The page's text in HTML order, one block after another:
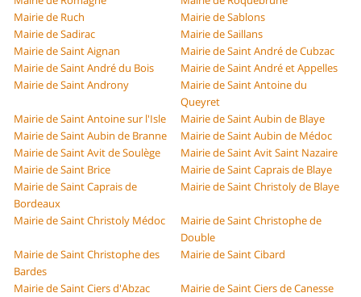
Mairie de Ruch
Mairie de Sablons
Mairie de Sadirac
Mairie de Saillans
Mairie de Saint Aignan
Mairie de Saint André de Cubzac
Mairie de Saint André du Bois
Mairie de Saint André et Appelles
Mairie de Saint Androny
Mairie de Saint Antoine du
Queyret
Mairie de Saint Antoine sur l'Isle
Mairie de Saint Aubin de Blaye
Mairie de Saint Aubin de Branne
Mairie de Saint Aubin de Médoc
Mairie de Saint Avit de Soulège
Mairie de Saint Avit Saint Nazaire
Mairie de Saint Brice
Mairie de Saint Caprais de Blaye
Mairie de Saint Caprais de
Bordeaux
Mairie de Saint Christoly de Blaye
Mairie de Saint Christoly Médoc
Mairie de Saint Christophe de
Double
Mairie de Saint Christophe des
Bardes
Mairie de Saint Cibard
Mairie de Saint Ciers d'Abzac
Mairie de Saint Ciers de Canesse